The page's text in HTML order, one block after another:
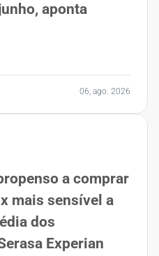
aponta
06, ago. 2026
a comprar
mais sensível a
dos
Experian